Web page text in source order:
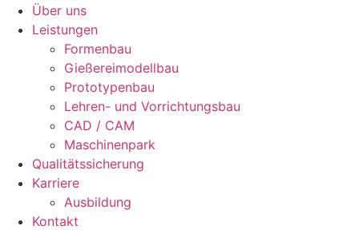
Über uns
Leistungen
Formenbau
Gießereimodellbau
Prototypenbau
Lehren- und Vorrichtungsbau
CAD / CAM
Maschinenpark
Qualitätssicherung
Karriere
Ausbildung
Kontakt